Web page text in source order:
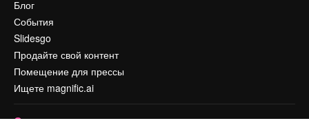
Блог
События
Slidesgo
Продайте свой контент
Помещение для прессы
Ищете magnific.ai
Связаться с нами